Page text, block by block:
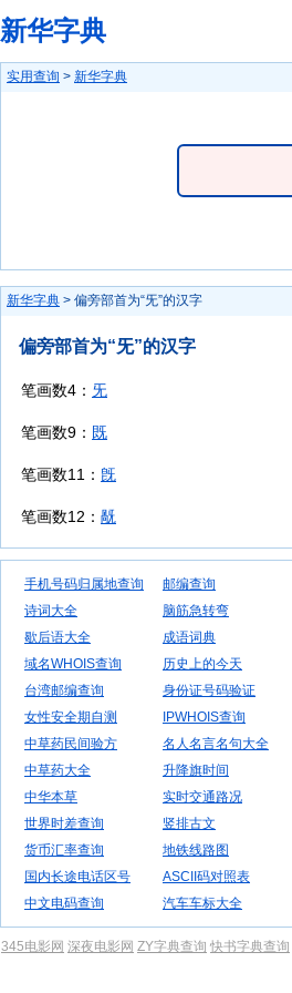
新华字典
实用查询 > 新华字典
新华字典 > 偏旁部首为“旡”的汉字
偏旁部首为“旡”的汉字
笔画数4： 旡
笔画数9： 既
笔画数11： 旣
笔画数12： 旤
手机号码归属地查询 邮编查询
诗词大全
脑筋急转弯
歇后语大全
成语词典
域名WHOIS查询
历史上的今天
台湾邮编查询
身份证号码验证
女性安全期自测
IPWHOIS查询
中草药民间验方
名人名言名句大全
中草药大全
升降旗时间
中华本草
实时交通路况
世界时差查询
竖排古文
货币汇率查询
地铁线路图
国内长途电话区号
ASCII码对照表
中文电码查询
汽车车标大全
345电影网 深夜电影网 ZY字典查询 快书字典查询